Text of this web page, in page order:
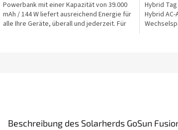
Powerbank mit einer Kapazität von 39.000
mAh / 144 W liefert ausreichend Energie für
alle Ihre Geräte, überall und jederzeit. Für
Hybrid Tag
Hybrid
Beschreibung des Solarherds GoSun